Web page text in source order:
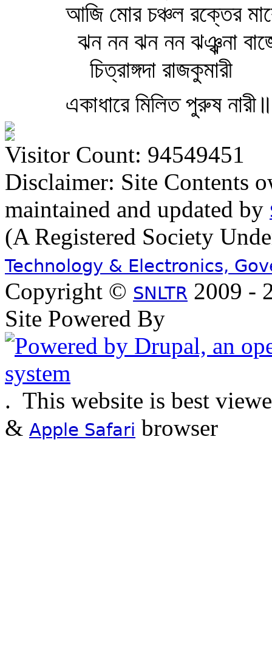
আজি মোর চঞ্চল রক্তের
ঝন নন ঝন নন ঝঞ্ঝনা
চিত্রাঙ্গদা রাজকুমারী
একাধারে মিলিত পুরুষ
Visitor Count: 94549451
Disclaimer: Site Contents
maintained and updated by
(A Registered Society
Technology & Electronics,
Copyright © SNLTR 2009 -
Site Powered By
. This website is best
& Apple Safari browser